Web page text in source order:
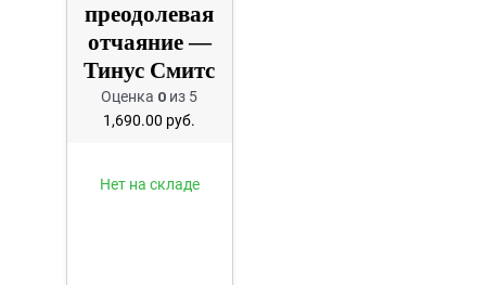
Нет на складе
преодолевая
отчаяние —
Тинус Смитс
Оценка 0 из 5
1,690.00 руб.